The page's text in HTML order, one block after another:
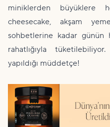
miniklerden büyüklere
cheesecake, akşam
sohbetlerine kadar günün
rahatlığıyla
yapıldığı müddetçe!